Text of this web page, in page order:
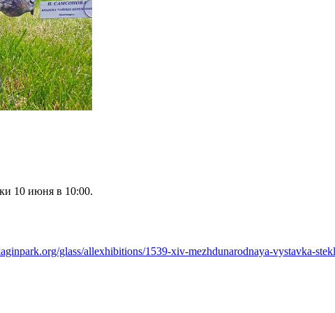
10 июня в 10:00.
glass/allexhibitions/1539-xiv-mezhdunarodnaya-vystavka-